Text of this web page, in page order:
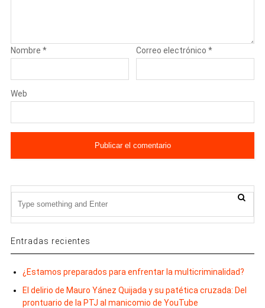
Nombre * Correo electrónico*
Web
Entradas recientes
¿Estamos preparados para enfrentar la multicriminalidad?
El delirio de Mauro Yánez Quijada y su patética cruzada: Del
prontuario de la PTJ al manicomio de YouTube